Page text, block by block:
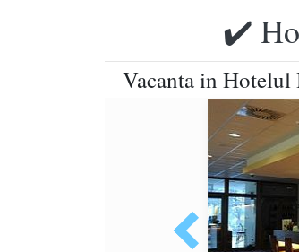
✔️
Vacanta in Hotelul